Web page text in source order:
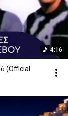
4:16
(Official